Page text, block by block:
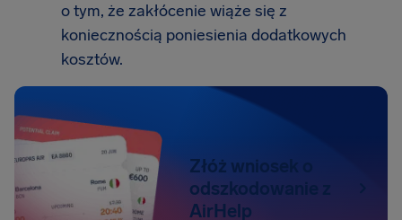
o tym, że zakłócenie wiąże się z
koniecznością poniesienia dodatkowych
kosztów.
Złóż wniosek o
odszkodowanie z
AirHelp